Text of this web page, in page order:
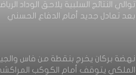
توالي النتائج السلبية يلاحق الوداد
بعد تعادل جديد أمام الدفاع الحسني
نهضة بركان يخرج بنقطة من فاس
الملكي يتوقف أمام الكوكب